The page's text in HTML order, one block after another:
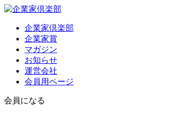
企業家倶楽部
企業家賞
マガジン
お知らせ
運営会社
会員用ページ
会員になる